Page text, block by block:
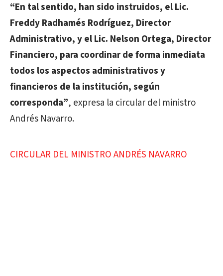
“En tal sentido, han sido instruidos, el Lic.
Freddy Radhamés Rodríguez, Director
Administrativo, y el Lic. Nelson Ortega, Director
Financiero, para coordinar de forma inmediata
todos los aspectos administrativos y
financieros de la institución, según
corresponda”, expresa la circular del ministro
Andrés Navarro.
CIRCULAR DEL MINISTRO ANDRÉS NAVARRO